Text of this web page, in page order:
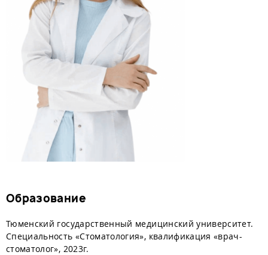
Образование
Тюменский государственный медицинский университет.
Специальность «Стоматология», квалификация «врач-
стоматолог», 2023г.